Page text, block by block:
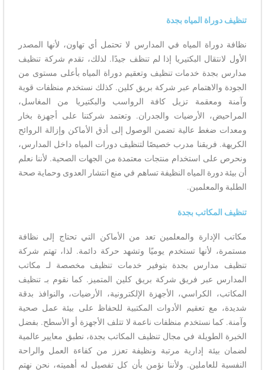
تنظيف دوراة المياه بجدة
نظافة دوراة المياه في المدارس لا تحتمل أي تهاون، لأنها المصدر
الأول لانتقال البكتيريا إذا لم تنظف جيدًا. لذلك، تقدم شركة تنظيف
مدارس بجدة خدمات تنظيف وتعقيم دوراة المياه بأعلى مستوى من
الجودة والاهتمام عبر شركة بريق كلين. كذلك نستخدم منظفات قوية
وآمنة ومعقمة تزيل كافة الرواسب والبكتيريا من المغاسل،
المراحيض، الأرضيات والجدران. وتعتمد شركتنا على أجهزة بخار
ومعدات ضغط عالية تضمن الوصول إلى أدق الأماكن وإزالة الروائح
الكريهة. فريقنا مدرب خصيصًا لتنظيف دورات المياه داخل المدارس،
ونحرص على استخدام منتجات معتمدة من الجهات الصحية. لأننا نعلم
أن بيئة دورة المياه النظيفة تساهم في منع انتشار العدوى وحماية صحة
الطلبة والمعلمين.
تنظيف المكاتب بجدة
مكاتب الإدارة والمعلمين تعد من الأماكن التي تحتاج إلى نظافة
مستمرة، لأنها تستخدم يوميًا وتشهد حركة دائمة. لذا، تهتم شركة
تنظيف مدارس بجدة بتوفير خدمات تنظيف مخصصة لـ مكاتب
المدارس عبر فريق شركة بريق كلين المتميز. كما نقوم بـ تنظيف
المكاتب، الكراسي، الأجهزة الإلكترونية، الأرضيات، والنوافذ بدقة
شديدة، مع تعقيم الأدوات المكتبية للحفاظ على بيئة عمل صحية
وآمنة. كما نستخدم منظفات ناعمة لا تتلف الأجهزة أو الأسطح. بفضل
الخبرة الطويلة في مجال تنظيف المكاتب بجدة، نطبق معايير عالمية
لضمان بيئة إدارية مرتبة ونظيفة تعزز من كفاءة العمل والراحة
النفسية للعاملين. ولأننا نؤمن بأن كل تفصيل له أهميته، نحن نهتم